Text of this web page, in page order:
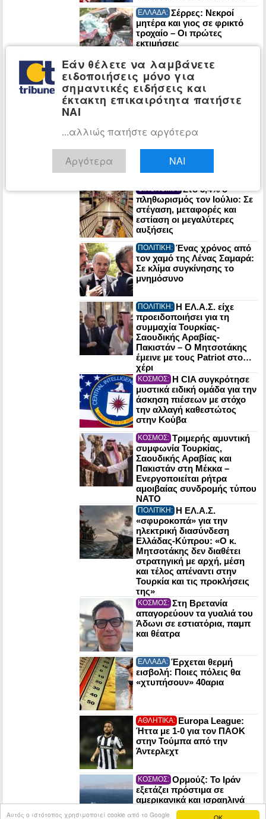
Αυτός ο ιστότοπος χρησιμοποιεί cookie από το Google
ΕΛΛΑΔΑ: Σέρρες: Νεκροί
μητέρα και γιος σε φρικτό
τροχαίο – Οι πρώτες
εκτιμήσεις
ΠΟΛΙΤΙΚΗ: ΠΑΣΟΚ: Έκθεση-
κόλαφος του ΟΟΣΑ διαλύει
το success story της
κυβέρνησης
ΠΟΛΙΤΙΚΗ: Στα Χανιά για
διακοπές ο Κυριάκος
Μητσοτάκης
Στο 3,4% ο
πληθωρισμός τον Ιούλιο: Σε
στέγαση, μεταφορές και
εστίαση οι μεγαλύτερες
αυξήσεις
ΠΟΛΙΤΙΚΗ: Ένας χρόνος από
τον χαμό της Λένας Σαμαρά:
Σε κλίμα συγκίνησης το
μνημόσυνο
ΠΟΛΙΤΙΚΗ: Η ΕΛ.Α.Σ. είχε
προειδοποιήσει για τη
συμμαχία Τουρκίας-
Σαουδικής Αραβίας-
Πακιστάν – Ο Μητσοτάκης
έμεινε με τους Patriot στο…
χέρι
ΚΟΣΜΟΣ: Η CIA συγκρότησε
μυστικά ειδική ομάδα για την
άσκηση πιέσεων με στόχο
την αλλαγή καθεστώτος
στην Κούβα
ΚΟΣΜΟΣ: Τριμερής αμυντική
συμφωνία Τουρκίας,
Σαουδικής Αραβίας και
Πακιστάν στη Μέκκα –
Ενεργοποιείται ρήτρα
αμοιβαίας συνδρομής τύπου
NATO
ΠΟΛΙΤΙΚΗ: Η ΕΛ.Α.Σ.
«σφυροκοπά» για την
ηλεκτρική διασύνδεση
Ελλάδας-Κύπρου: «Ο κ.
Μητσοτάκης δεν διαθέτει
στρατηγική με αρχή, μέση
και τέλος απέναντι στην
Τουρκία και τις προκλήσεις
της»
ΚΟΣΜΟΣ: Στη Βρετανία
απαγορεύουν τα γυαλιά του
Άδωνι σε εστιατόρια, παμπ
και θέατρα
ΕΛΛΑΔΑ: Έρχεται θερμή
εισβολή: Ποιες πόλεις θα
«χτυπήσουν» 40αρια
ΑΘΛΗΤΙΚΑ: Europa League:
Ήττα με 1-0 για τον ΠΑΟΚ
στην Τούμπα από την
Άντερλεχτ
ΚΟΣΜΟΣ: Ορμούζ: Το Ιράν
εξετάζει πρόστιμα σε
αμερικανικά και ισραηλινά
πλοία που θα το διασχίζουν
Εάν θέλετε να λαμβάνετε
ειδοποιήσεις μόνο για
σημαντικές ειδήσεις και
έκτακτη επικαιρότητα πατήστε
ΝΑΙ
...αλλιώς πατήστε αργότερα
Αργότερα ΝΑΙ